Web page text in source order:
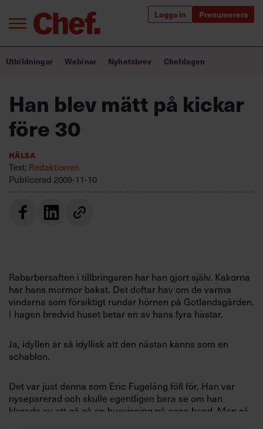
Logga in Prenumerera
Annonsera
Villkor och policy för
personuppgiftsbehandling
Sök
Bra ledare förändrar världen
Utbildning för ledare
Chefakademin+
Populära utbildningar
Utbildningar Webinar Nyhetsbrev Chefdagen
Han blev mätt på kickar
före 30
Hälsa
Text:Redaktionen
Publicerad 2009-11-10
Rabarbersaften i tillbringaren har han gjort själv. Kakorna
har hans mormor bakat. Det doftar hav om de varma
vindarna som försiktigt rundar hörnen på Gotlandsgården.
I hagen bredvid huset betar en av hans fyra hästar.
Ja, idyllen är så idyllisk att den nästan känns som en
schablon.
Det var just denna som Eric Fugeläng föll för. Han var
nyseparerad och skulle egentligen bara se om han
klarade av att gå på en husvisning på egen hand. Men så